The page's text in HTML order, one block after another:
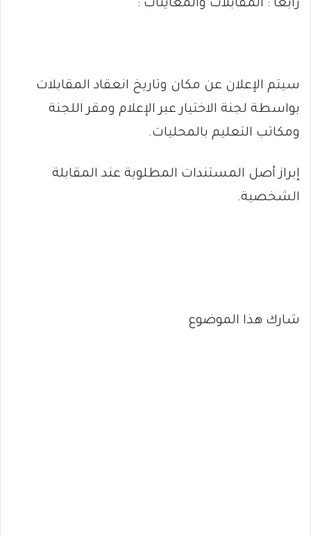
رابعاً : المقابلات والمعاينات :
سيتم الإعلان عن مكان وتاريخ انعقاد المقابلات
بواسطة لجنة الاختيار عبر الإعلام ومقر اللجنة
ومكاتب التعليم بالمحليات.
إبراز أصل المستندات المطلوبة عند المقابلة
الشخصية.
شارك هذا الموضوع